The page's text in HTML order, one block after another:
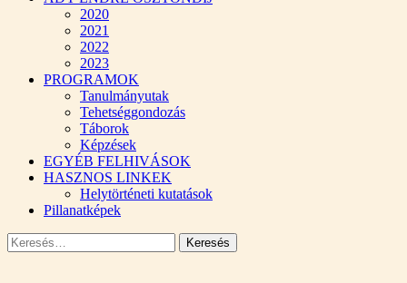
2020
2021
2022
2023
PROGRAMOK
Tanulmányutak
Tehetséggondozás
Táborok
Képzések
EGYÉB FELHIVÁSOK
HASZNOS LINKEK
Helytörténeti kutatások
Pillanatképek
Keresés: